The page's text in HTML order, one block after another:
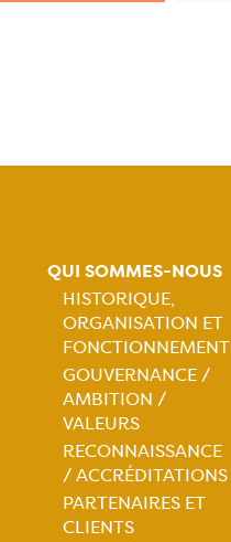
QUI SOMMES-NOUS
Navigation
principale
HISTORIQUE,
ORGANISATION ET
FONCTIONNEMENT
GOUVERNANCE /
AMBITION /
VALEURS
RECONNAISSANCE
/ ACCRÉDITATIONS
PARTENAIRES ET
CLIENTS